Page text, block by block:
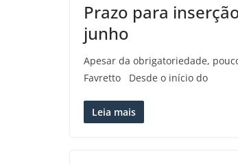
Prazo para
junho
Apesar da obrigatoriedade,
Favretto Desde o início do
Leia mais